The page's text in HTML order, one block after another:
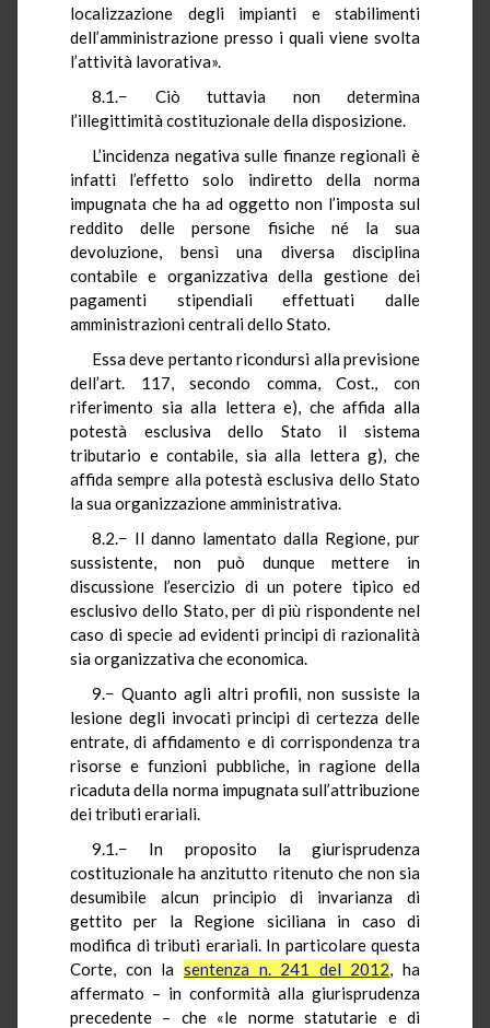
localizzazione degli impianti e stabilimenti
dell’amministrazione presso i quali viene svolta
l’attività lavorativa».
8.1.− Ciò tuttavia non determina
l’illegittimità costituzionale della disposizione.
L’incidenza negativa sulle finanze regionali è
infatti l’effetto solo indiretto della norma
impugnata che ha ad oggetto non l’imposta sul
reddito delle persone fisiche né la sua
devoluzione, bensì una diversa disciplina
contabile e organizzativa della gestione dei
pagamenti stipendiali effettuati dalle
amministrazioni centrali dello Stato.
Essa deve pertanto ricondursi alla previsione
dell’art. 117, secondo comma, Cost., con
riferimento sia alla lettera e), che affida alla
potestà esclusiva dello Stato il sistema
tributario e contabile, sia alla lettera g), che
affida sempre alla potestà esclusiva dello Stato
la sua organizzazione amministrativa.
8.2.− Il danno lamentato dalla Regione, pur
sussistente, non può dunque mettere in
discussione l’esercizio di un potere tipico ed
esclusivo dello Stato, per di più rispondente nel
caso di specie ad evidenti principi di razionalità
sia organizzativa che economica.
9.− Quanto agli altri profili, non sussiste la
lesione degli invocati principi di certezza delle
entrate, di affidamento e di corrispondenza tra
risorse e funzioni pubbliche, in ragione della
ricaduta della norma impugnata sull’attribuzione
dei tributi erariali.
9.1.− In proposito la giurisprudenza
costituzionale ha anzitutto ritenuto che non sia
desumibile alcun principio di invarianza di
gettito per la Regione siciliana in caso di
modifica di tributi erariali. In particolare questa
Corte, con la sentenza n. 241 del 2012, ha
affermato – in conformità alla giurisprudenza
precedente – che «le norme statutarie e di